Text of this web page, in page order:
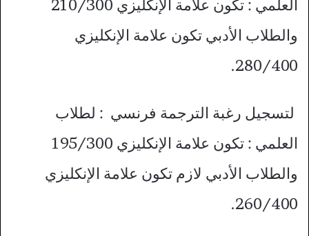
العلمي : تكون علامة الإنكليزي 210/300
والطلاب الأدبي تكون علامة الإنكليزي
280/400.
لتسجيل رغبة الترجمة فرنسي : لطلاب
العلمي : تكون علامة الإنكليزي 195/300
والطلاب الأدبي لازم تكون علامة الإنكليزي
260/400.